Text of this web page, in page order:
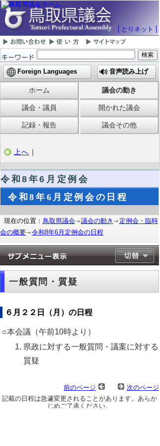
とりネット
Foreign Languages 音声読み上げ
ホーム 議会の動き
議会・議員 開かれた議会
記録・報告 議会その他
上へ ｜
令和8 年6月定例会
令和8年6月定例会の日程
現在の位置： 鳥取県議会 議会の動き
定例会・臨時
会の概要
令和8年6月定例会の日程
一般質問・質疑
６月２２日（月）の日程
○本会議（午前10時より）
県政に対する一般質問・議案に対する
質疑
前のページ
次のページ
記載の日程は急遽変更されることがあります。あらか
じめご了承ください。